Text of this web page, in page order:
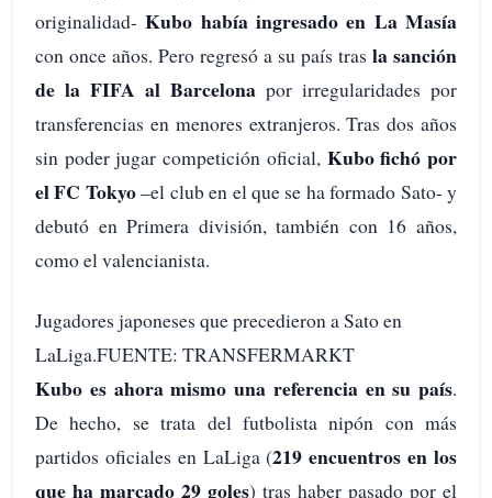
originalidad- Kubo había ingresado en La Masía
con once años. Pero regresó a su país tras la sanción
de la FIFA al Barcelona por irregularidades por
transferencias en menores extranjeros. Tras dos años
sin poder jugar competición oficial, Kubo fichó por
el FC Tokyo–el club en el que se ha formado Sato- y
debutó en Primera división, también con 16 años,
como el valencianista.
Jugadores japoneses que precedieron a Sato en
LaLiga.FUENTE: TRANSFERMARKT
Kubo es ahora mismo una referencia en su país.
De hecho, se trata del futbolista nipón con más
partidos oficiales en LaLiga (219 encuentros en los
que ha marcado 29 goles) tras haber pasado por el